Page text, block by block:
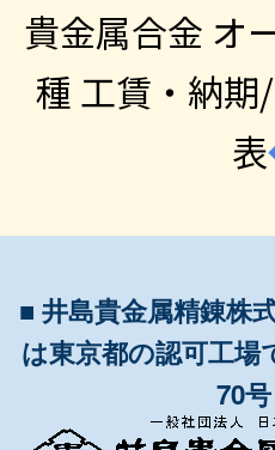
貴金属合金 オ
種 工賃・納
表
■ 井島貴金属精錬株
は東京都の認可工場
70